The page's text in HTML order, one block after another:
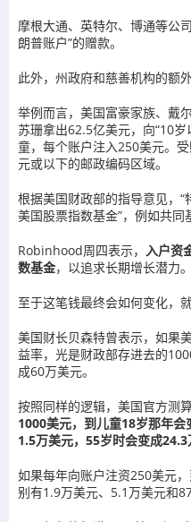
摩根大通、 英特尔、 博通等公
朗普账户”的赠款。
此外，州政府和慈善机构的额
举例而言，美国富豪家族、 戴
苏珊拿出62.5亿美元，向“10
童，每个账户注入250美元。
元或以下的邮政编码区域。
根据美国财政部的指导意见，“
美国股票指数基金”，例如共同
Robinhood周四表示， 入户资
数基金，以追求长期增长潜力。
至于这笔钱最终会如何变化，
美国财长贝森特曾表示，如果
益率，光是财政部存进去的
成60万美元。
按照同样的逻辑，美国官方测算
1000美元，到儿童18岁那年
1.5万美元，55岁时会变成24.3
如果每年向账户注资250美元
别有1.9万美元、5.1万美元和